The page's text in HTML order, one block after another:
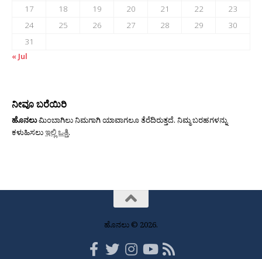
17
18 19 20 21 22
23
24
25 26 27 28 29
30
31
« Jul
ನೀವೂ ಬರೆಯಿರಿ
ಹೊನಲುಮಿಂಬಾಗಿಲು ನಿಮಗಾಗಿ ಯಾವಾಗಲೂ ತೆರೆದಿರುತ್ತದೆ. ನಿಮ್ಮ ಬರಹಗಳನ್ನು
ಕಳುಹಿಸಲುಇಲ್ಲಿ ಒತ್ತಿ.
ಹೊನಲು © 2026.